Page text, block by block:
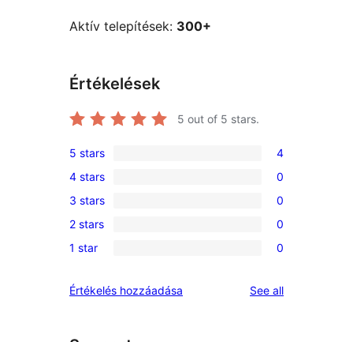
Aktív telepítések: 300+
Értékelések
5 out of 5 stars.
4
5-
star
reviews
5 stars 4
0
4-
star
reviews
4 stars 0
0
3-
star
3 stars 0
0
2-
reviews
2 stars 0
0
star
1 star 0
Értékelés hozzáadása See allreviews